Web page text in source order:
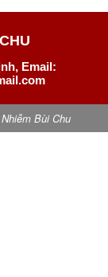
Email:
Bùi Chu